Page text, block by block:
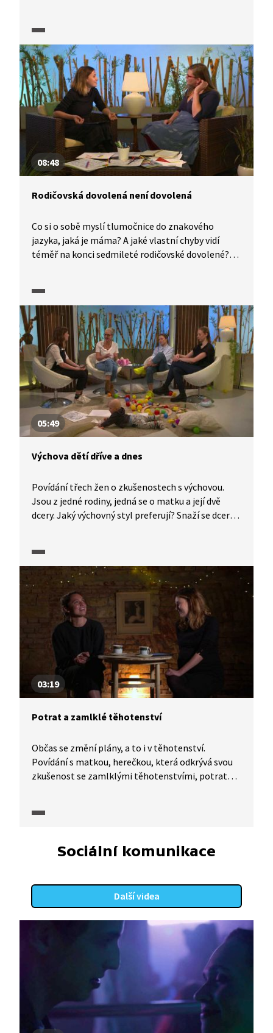
která nemá peníze, aby koupila dítěti hračky?
08:48
Rodičovská dovolená není dovolená
Co si o sobě myslí tlumočnice do znakového
jazyka, jaká je máma? A jaké vlastní chyby vidí
téměř na konci sedmileté rodičovské dovolené?
05:49
Výchova dětí dříve a dnes
Povídání třech žen o zkušenostech s výchovou.
Jsou z jedné rodiny, jedná se o matku a její dvě
dcery. Jaký výchovný styl preferují? Snaží se dcery
dětí v porovnání se svým?
03:19
Potrat a zamlklé těhotenství
Občas se změní plány, a to i v těhotenství.
Povídání s matkou, herečkou, která odkrývá svou
zkušenost se zamlklými těhotenstvími, potratem
vrací i potom?
Sociální komunikace
Další videa